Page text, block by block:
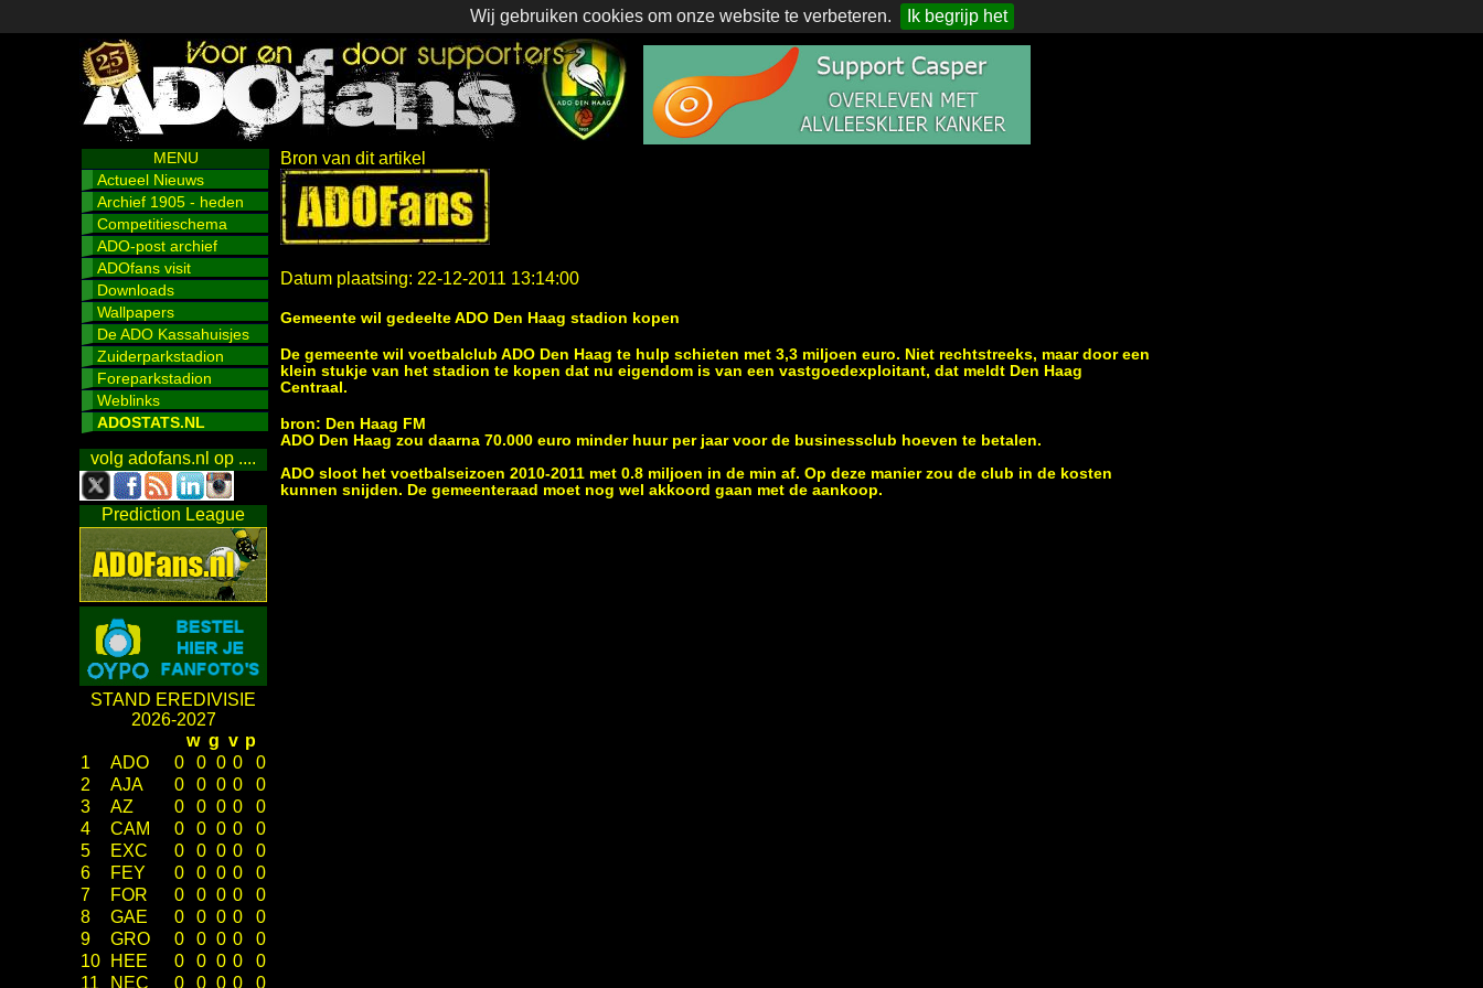
Wij gebruiken cookies om onze website te verbeteren. Ik begrijp het
MENU
Actueel Nieuws
Archief 1905 - heden
Competitieschema
ADO-post archief
ADOfans visit
Downloads
Wallpapers
De ADO Kassahuisjes
Zuiderparkstadion
Foreparkstadion
Weblinks
ADOSTATS.NL
volg adofans.nl op ....
Prediction League
STAND EREDIVISIE
2026-2027
w g v p
1
ADO 0 0 0 0
0
2
AJA 0 0 0 0
0
3
AZ 0 0 0 0
0
4
CAM 0 0 0 0
0
5
EXC 0 0 0 0
0
6
FEY 0 0 0 0
0
7
FOR 0 0 0 0
0
8
GAE 0 0 0 0
0
9
GRO 0 0 0 0
0
10
HEE 0 0 0 0
0
11
NEC 0 0 0 0 0
Bron van dit artikel
Datum plaatsing: 22-12-2011 13:14:00
Gemeente wil gedeelte ADO Den Haag stadion kopen
De gemeente wil voetbalclub ADO Den Haag te hulp schieten met 3,3 miljoen euro. Niet rechtstreeks, maar door een
klein stukje van het stadion te kopen dat nu eigendom is van een vastgoedexploitant, dat meldt Den Haag
Centraal.
bron: Den Haag FM
ADO Den Haag zou daarna 70.000 euro minder huur per jaar voor de businessclub hoeven te betalen.
ADO sloot het voetbalseizoen 2010-2011 met 0.8 miljoen in de min af. Op deze manier zou de club in de kosten
kunnen snijden. De gemeenteraad moet nog wel akkoord gaan met de aankoop.